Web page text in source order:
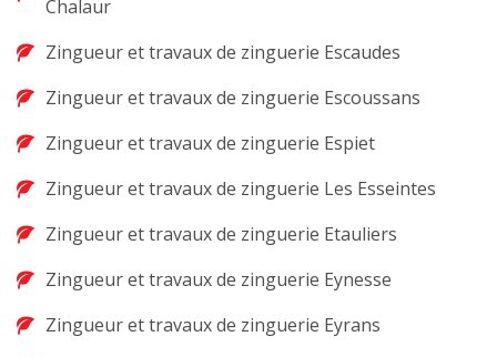
Chalaur
Zingueur et travaux de zinguerie Escaudes
Zingueur et travaux de zinguerie Escoussans
Zingueur et travaux de zinguerie Espiet
Zingueur et travaux de zinguerie Les Esseintes
Zingueur et travaux de zinguerie Etauliers
Zingueur et travaux de zinguerie Eynesse
Zingueur et travaux de zinguerie Eyrans